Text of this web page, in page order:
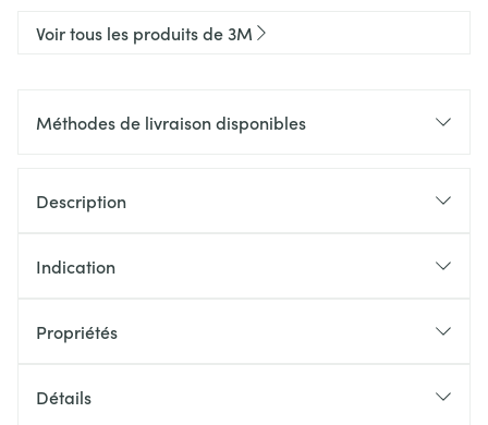
Voir tous les produits de 3M
Méthodes de livraison disponibles
Description
Indication
Propriétés
Détails